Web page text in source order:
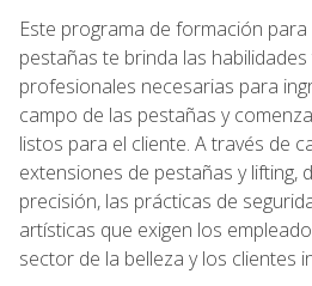
Este programa de formación
pestañas te brinda las
profesionales necesarias para
campo de las pestañas y
listos para el cliente. A través de
extensiones de pestañas y lifting,
precisión, las prácticas de
artísticas que exigen los
sector de la belleza y los clientes